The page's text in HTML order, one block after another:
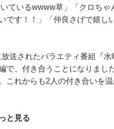
ているwwww草」「クロち
です！！」「仲良さげで嬉し
送されたバラエティ番組『
で、付き合うことになりまし
これからも2人の付き合いを温
と見る